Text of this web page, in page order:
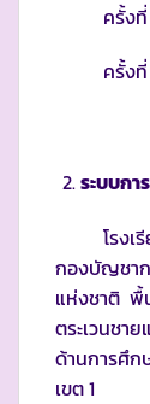
ครั้งที่ 1
ครั้งที่ 2
ระบบกา
โรงเรีย
กองบัญชาก
แห่งชาติ พื้
ตระเวนชา
ด้านการศึก
เขต 1